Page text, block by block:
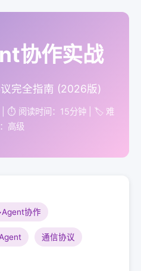
协作实战
完全指南 (2026版)
⏱️ 阅读时间：15分钟
🏷️ 难
高级
Agent协作
通信协议